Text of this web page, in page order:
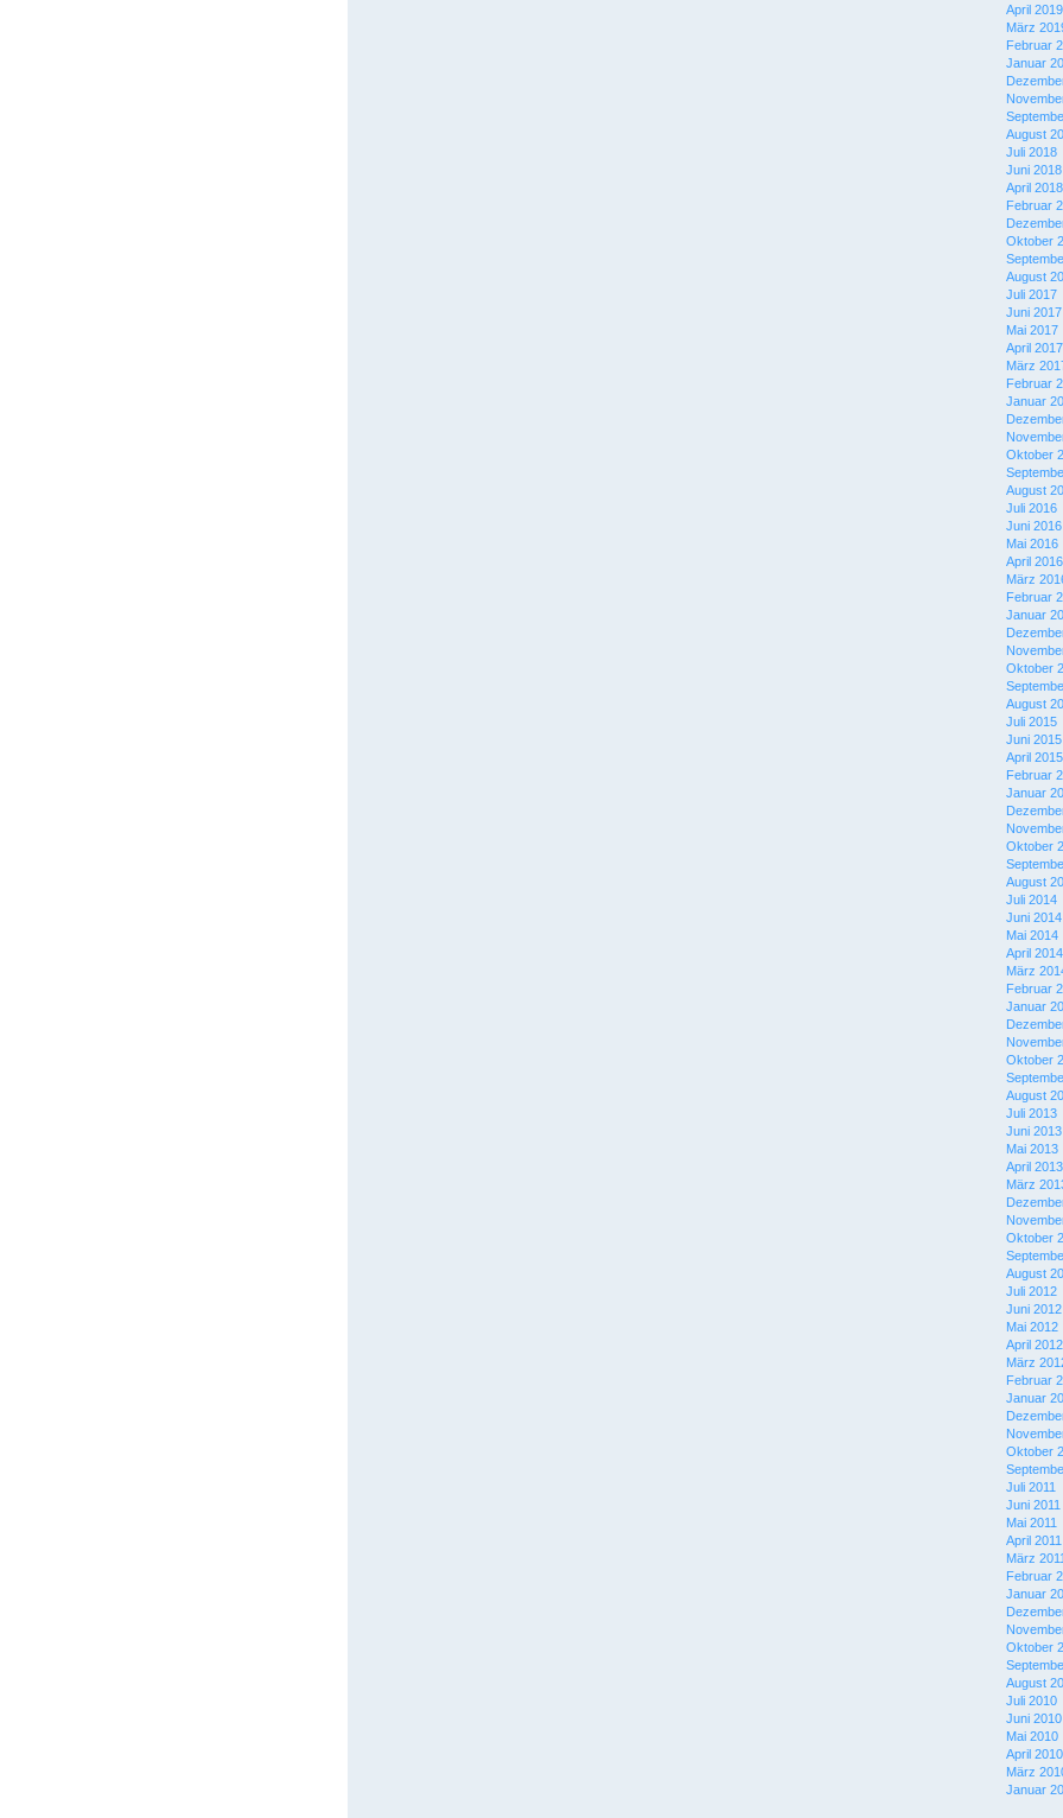
April 2019
März
Februar
Januar
August
Juli 2018
Juni 2018
April 2018
Februar
Oktober
August
Juli 2017
Juni 2017
Mai 2017
April 2017
März
Februar
Januar
Oktober
August
Juli 2016
Juni 2016
Mai 2016
April 2016
März
Februar
Januar
Oktober
August
Juli 2015
Juni 2015
April 2015
Februar
Januar
Oktober
August
Juli 2014
Juni 2014
Mai 2014
April 2014
März
Februar
Januar
Oktober
August
Juli 2013
Juni 2013
Mai 2013
April 2013
März
Oktober
August
Juli 2012
Juni 2012
Mai 2012
April 2012
März
Februar
Januar
Oktober
Juli 2011
Juni 2011
Mai 2011
April 2011
März 2011
Februar
Januar
Oktober
August
Juli 2010
Juni 2010
Mai 2010
April 2010
März
Januar